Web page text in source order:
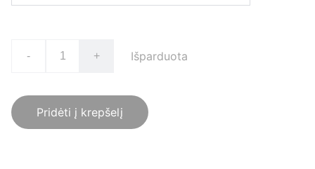
- + Išparduota
Pridėti į krepšelį